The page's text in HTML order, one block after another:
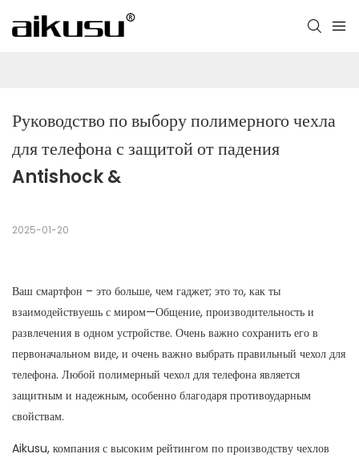
Руководство по выбору полимерного чехла
для телефона с защитой от падения
Antishock &
2025-01-20
Ваш смартфон – это больше, чем гаджет; это то, как ты
взаимодействуешь с миром—Общение, производительность и
развлечения в одном устройстве. Очень важно сохранить его в
первоначальном виде, и очень важно выбрать правильный чехол для
телефона. Любой полимерный чехол для телефона является
защитным и надежным, особенно благодаря противоударным
свойствам.
Aikusu, компания с высоким рейтингом по производству чехлов